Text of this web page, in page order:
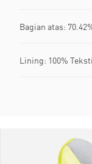
Bagian atas:
Lining: 100%